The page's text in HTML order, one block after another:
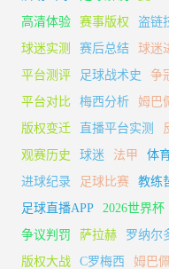
高清体验
赛事版权 盗链
球迷实测
赛后总结 球迷
平台测评
足球战术史 争
平台对比
梅西分析 姆巴
版权变迁
直播平台实测
观赛历史
球迷 法甲 体
进球纪录
足球比赛 教练
足球直播APP
2026世界杯
争议判罚
萨拉赫 罗纳尔
版权大战
C罗梅西 姆巴